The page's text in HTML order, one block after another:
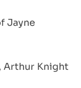
Jayne
Arthur Knight